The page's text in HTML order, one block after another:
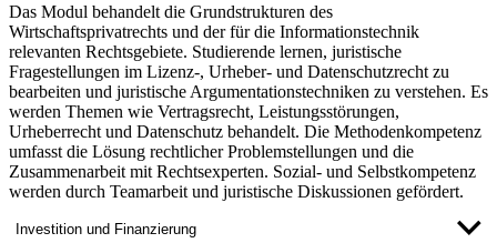
Das Modul behandelt die Grundstrukturen des
Wirtschaftsprivatrechts und der für die Informationstechnik
relevanten Rechtsgebiete. Studierende lernen, juristische
Fragestellungen im Lizenz-, Urheber- und Datenschutzrecht zu
bearbeiten und juristische Argumentationstechniken zu verstehen. Es
werden Themen wie Vertragsrecht, Leistungsstörungen,
Urheberrecht und Datenschutz behandelt. Die Methodenkompetenz
umfasst die Lösung rechtlicher Problemstellungen und die
Zusammenarbeit mit Rechtsexperten. Sozial- und Selbstkompetenz
werden durch Teamarbeit und juristische Diskussionen gefördert.
Investition und Finanzierung